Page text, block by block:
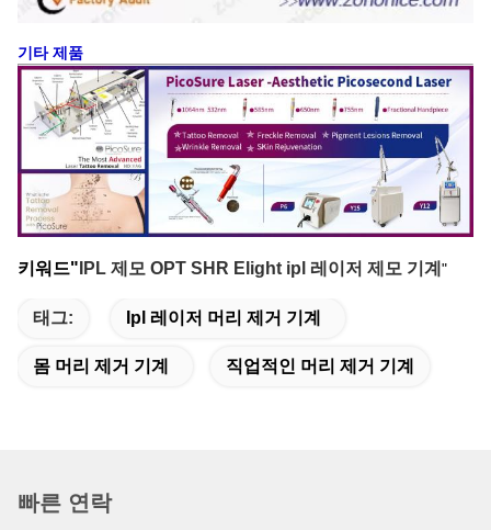
기타 제품
키워드" IPL 제모 OPT SHR Elight ipl 레이저 제모 기계 "
태그: Ipl 레이저 머리 제거 기계
몸 머리 제거 기계 직업적인 머리 제거 기계
빠른 연락